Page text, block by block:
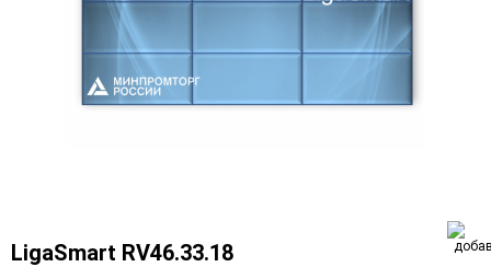
LigaSmart RV46.33.18